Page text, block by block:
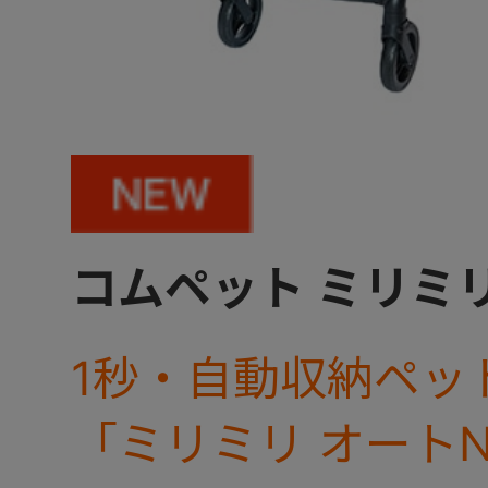
コムペット ミリミ
1秒・自動収納ペッ
「ミリミリ オート